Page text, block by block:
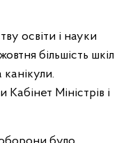
освіти і науки
більшість шкіл
канікули.
Міністрів і